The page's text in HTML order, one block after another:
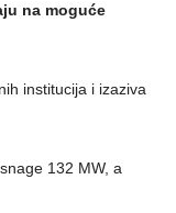
na moguće
institucija i izaziva
132 MW, a